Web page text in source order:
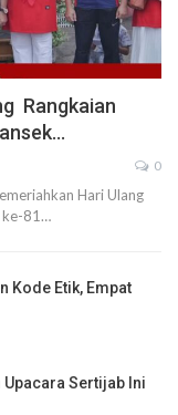
Rangkaian
0
Hari Ulang
ke-81…
Kode Etik, Empat
Sertijab Ini